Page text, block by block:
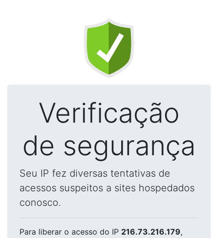
Verificação
de segurança
Seu IP fez diversas tentativas de
acessos suspeitos a sites hospedados
conosco.
Para liberar o acesso do IP 216.73.216.179,